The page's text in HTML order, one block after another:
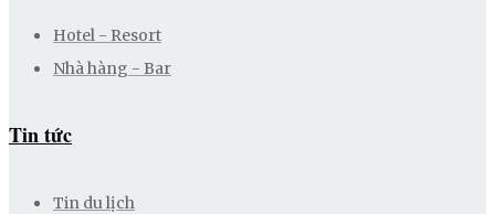
Hotel - Resort
Nhà hàng - Bar
Tin tức
Tin du lịch